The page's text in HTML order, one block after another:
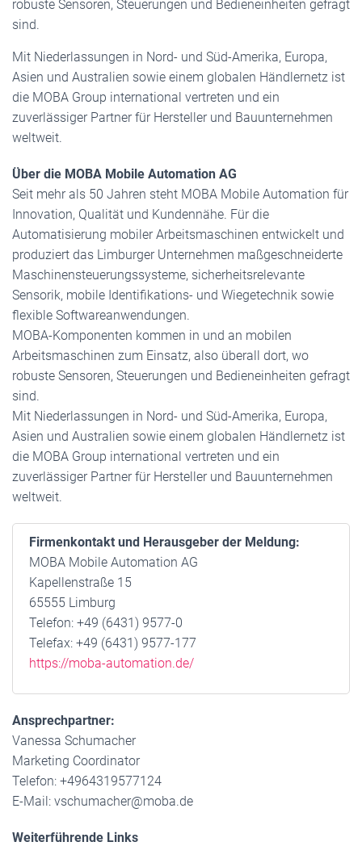
robuste Sensoren, Steuerungen und Bedieneinheiten gefragt
sind.
Mit Niederlassungen in Nord- und Süd-Amerika, Europa,
Asien und Australien sowie einem globalen Händlernetz ist
die MOBA Group international vertreten und ein
zuverlässiger Partner für Hersteller und Bauunternehmen
weltweit.
Über die MOBA Mobile Automation AG
Seit mehr als 50 Jahren steht MOBA Mobile Automation für
Innovation, Qualität und Kundennähe. Für die
Automatisierung mobiler Arbeitsmaschinen entwickelt und
produziert das Limburger Unternehmen maßgeschneiderte
Maschinensteuerungssysteme, sicherheitsrelevante
Sensorik, mobile Identifikations- und Wiegetechnik sowie
flexible Softwareanwendungen.
MOBA-Komponenten kommen in und an mobilen
Arbeitsmaschinen zum Einsatz, also überall dort, wo
robuste Sensoren, Steuerungen und Bedieneinheiten gefragt
sind.
Mit Niederlassungen in Nord- und Süd-Amerika, Europa,
Asien und Australien sowie einem globalen Händlernetz ist
die MOBA Group international vertreten und ein
zuverlässiger Partner für Hersteller und Bauunternehmen
weltweit.
Firmenkontakt und Herausgeber der Meldung:
MOBA Mobile Automation AG
Kapellenstraße 15
65555 Limburg
Telefon: +49 (6431) 9577-0
Telefax: +49 (6431) 9577-177
https://moba-automation.de/
Ansprechpartner:
Vanessa Schumacher
Marketing Coordinator
Telefon: +4964319577124
E-Mail: vschumacher@moba.de
Weiterführende Links